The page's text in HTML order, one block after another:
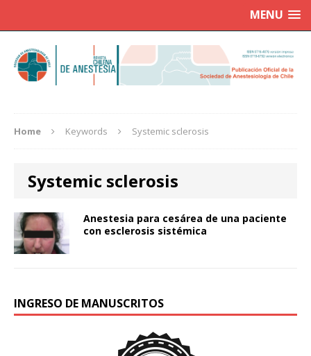
MENU
Home Keywords Systemic sclerosis
Systemic sclerosis
Anestesia para cesárea de una paciente
con esclerosis sistémica
INGRESO DE MANUSCRITOS